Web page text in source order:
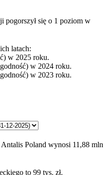
pogorszył się o 1 poziom w
latach:
w 2025 roku.
w 2024 roku.
w 2023 roku.
Poland wynosi 11,88 mln
to 99 tys. zł.